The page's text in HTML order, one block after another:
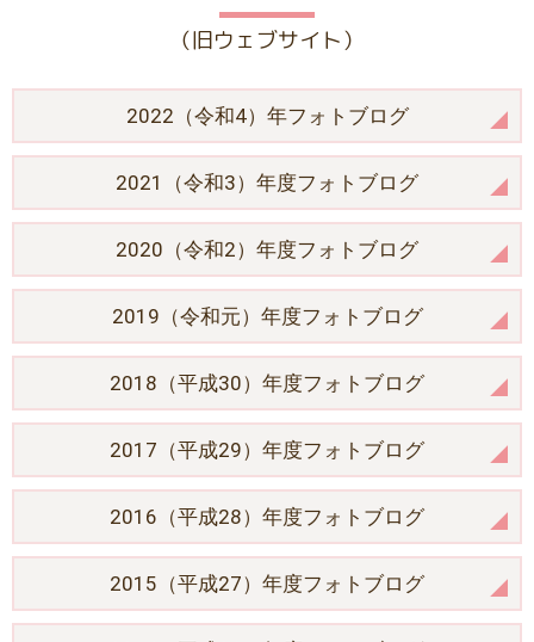
（旧ウェブサイト）
2022（令和4）年フォトブログ
2021（令和3）年度フォトブログ
2020（令和2）年度フォトブログ
2019（令和元）年度フォトブログ
2018（平成30）年度フォトブログ
2017（平成29）年度フォトブログ
2016（平成28）年度フォトブログ
2015（平成27）年度フォトブログ